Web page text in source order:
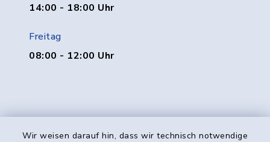
Wir weisen darauf hin, dass wir technisch notwendige
14:00 - 18:00 Uhr
Freitag
08:00 - 12:00 Uhr